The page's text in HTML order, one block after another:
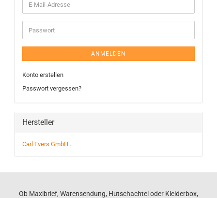
ANMELDEN
Konto erstellen
Passwort vergessen?
Hersteller
Carl Evers GmbH...
Ob Maxibrief, Warensendung, Hutschachtel oder Kleiderbox,